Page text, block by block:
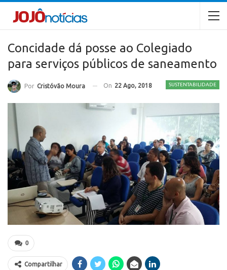
Concidade dá posse ao Colegiado
para serviços públicos de saneamento
SUSTENTABILIDADE
Por Cristóvão Moura On 22 Ago, 2018
0
Compartilhar